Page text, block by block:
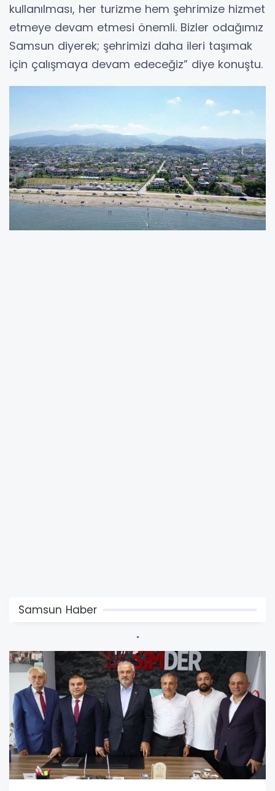
kullanılması, her turizme hem şehrimize hizmet
etmeye devam etmesi önemli. Bizler odağımız
Samsun diyerek; şehrimizi daha ileri taşımak
için çalışmaya devam edeceğiz” diye konuştu.
Samsun Haber